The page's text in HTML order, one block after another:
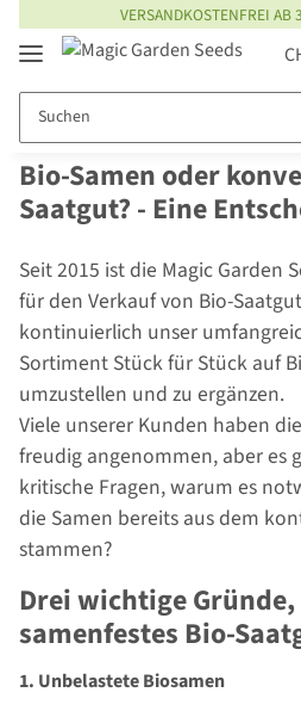
VERSANDKOSTENFREI AB
Bio-Samen oder
Saatgut? - Eine
Seit 2015 ist die Magic Garden
für den Verkauf von Bio-
kontinuierlich unser
Sortiment Stück für Stück auf
umzustellen und zu ergänzen.
Viele unserer Kunden haben
freudig angenommen, aber es
kritische Fragen, warum es
die Samen bereits aus dem
stammen?
Drei wichtige
samenfestes Bio-
1. Unbelastete Biosamen